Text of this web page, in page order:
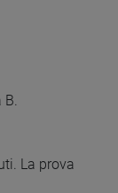
B.
La prova